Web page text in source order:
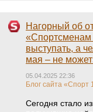
Нагорный об
«Спортсменам
выступать, а
мая – не
05.04.2025 22:36
Блог сайта «Спорт
Сегодня стало